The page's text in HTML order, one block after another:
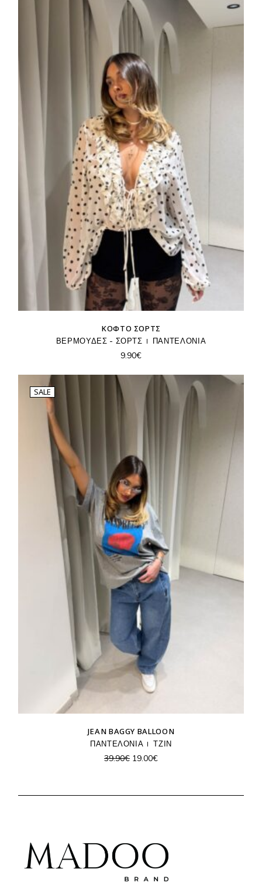
ΚΟΦΤΌ ΣΟΡΤΣ
ΒΕΡΜΟΥΔΕΣ - ΣΟΡΤΣ
ΠΑΝΤΕΛΟΝΙΑ
9.90€
SALE
JEAN BAGGY BALLOON
ΠΑΝΤΕΛΟΝΙΑ
ΤΖΙΝ
39.90€ Original
price
19.00€Η
τρέχουσα